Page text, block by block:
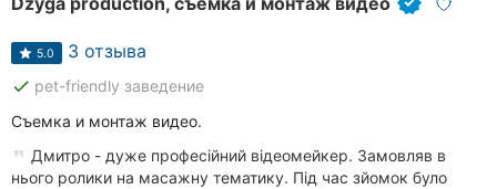
5.0 3 отзыва
done pet-friendly заведение
Съемка и монтаж видео.
Дмитро - дуже професійний відеомейкер. Замовляв в
нього ролики на масажну тематику. Під час зйомок було